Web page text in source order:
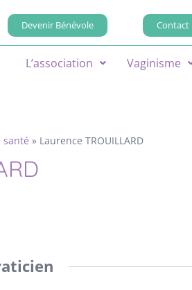
Devenir Bénévole Contact
L’association Vaginisme
santé » Laurence TROUILLARD